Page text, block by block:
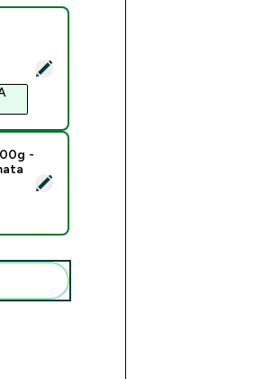
- 90kapslid
- 100g - 29servings - Maitsestamata
-